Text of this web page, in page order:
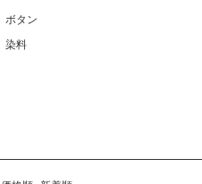
ボタン
染料